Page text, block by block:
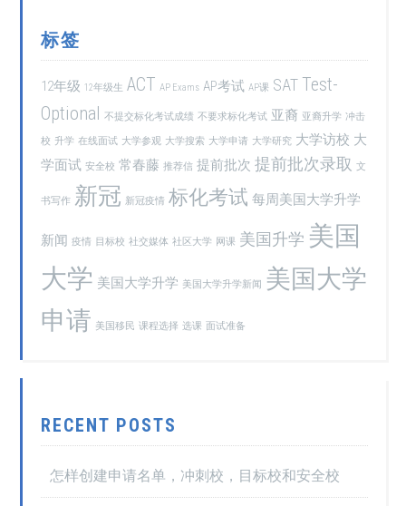
标签
12年级 12年级生 ACT AP Exams AP考试 AP课 SAT Test-
Optional 不提交标化考试成绩 不要求标化考试 亚裔 亚裔升学 冲击
校 升学 在线面试 大学参观 大学搜索 大学申请 大学研究 大学访校 大
学面试 安全校 常春藤 推荐信 提前批次 提前批次录取 文
书写作 新冠 新冠疫情 标化考试 每周美国大学升学
新闻 疫情 目标校 社交媒体 社区大学 网课 美国升学 美国
大学 美国大学升学 美国大学升学新闻 美国大学
申请 美国移民 课程选择 选课 面试准备
RECENT POSTS
怎样创建申请名单，冲刺校，目标校和安全校